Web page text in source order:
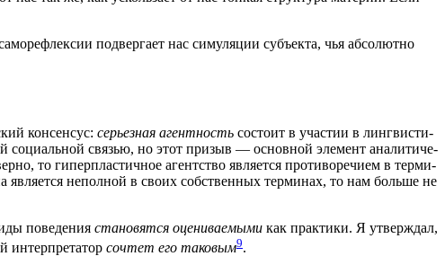
под­вер­га­ет нас симу­ля­ции субъ­ек­та, чья абсо­лют­но
кон­сен­сус: серьез­ная агент­ность состо­ит в уча­стии в линг­ви­сти­
соци­аль­ной свя­зью, но этот при­зыв — основ­ной эле­мент ана­ли­ти­че­
то гипер­пла­стич­ное агент­ство явля­ет­ся про­ти­во­ре­чи­ем в тер­ми­
непол­ной в сво­их соб­ствен­ных тер­ми­нах, то нам боль­ше не
пове­де­ния ста­но­вят­ся оце­ни­ва­е­мы­ми как прак­ти­ки. Я утвер­ждал,
интер­пре­та­тор сочтет его тако­вым9.